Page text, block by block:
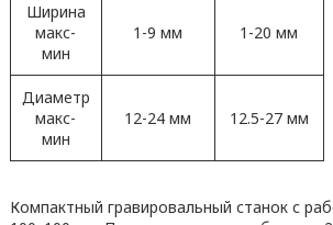
Ширина
макс-
мин
1-9 мм 1-20 мм
Диаметр
макс-
мин
12-24 мм 12.5-27 мм
Компактный гравировальный станок с